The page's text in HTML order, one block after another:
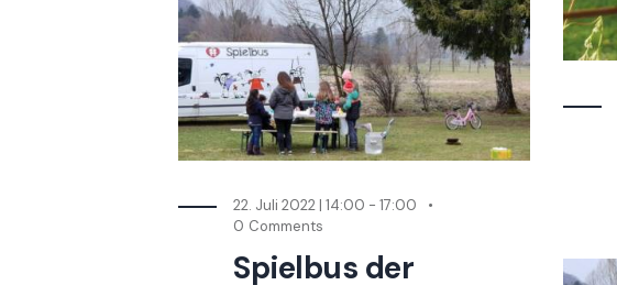
22. Juli 2022 | 14:00 - 17:00
0 Comments
Spielbus der